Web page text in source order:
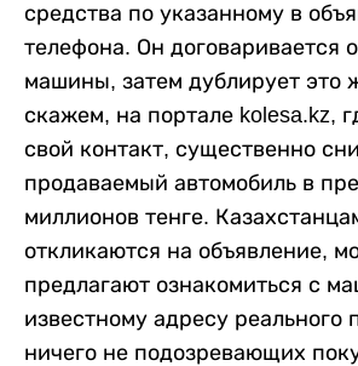
средства по указанному в
телефона. Он договаривается
машины, затем дублирует это
скажем, на портале kolesa.kz,
свой контакт, существенно
продаваемый автомобиль в
миллионов тенге.
откликаются на объявление,
предлагают ознакомиться с
известному адресу реального
ничего не подозревающих